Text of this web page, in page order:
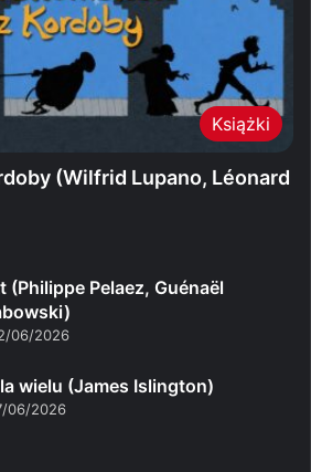
Książki
(Wilfrid Lupano, Léonard
(Philippe Pelaez, Guénaël
06/2026
wielu (James Islington)
06/2026